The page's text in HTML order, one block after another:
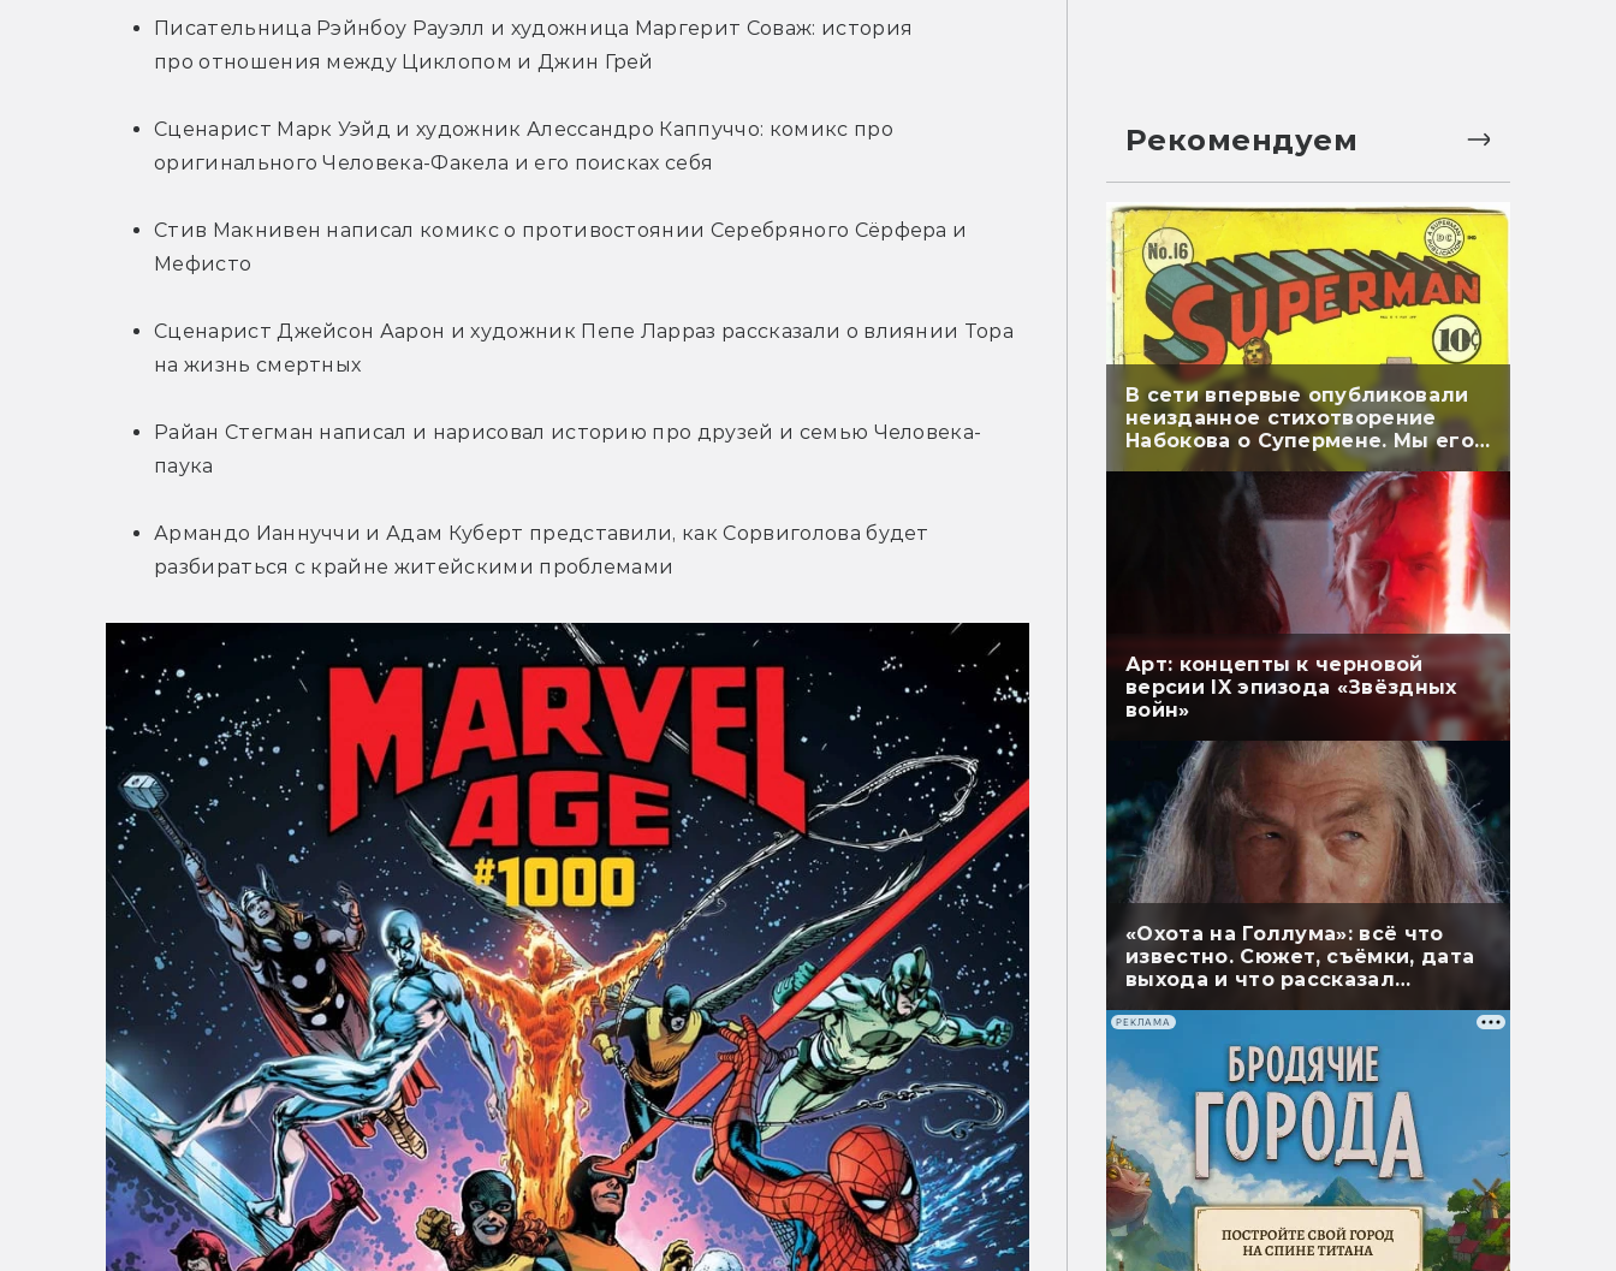
Писательница Рэйнбоу Рауэлл и художница Маргерит Соваж: история
про отношения между Циклопом и Джин Грей
Сценарист Марк Уэйд и художник Алессандро Каппуччо: комикс про
оригинального Человека-Факела и его поисках себя
Стив Макнивен написал комикс о противостоянии Серебряного Сёрфера и
Мефисто
Сценарист Джейсон Аарон и художник Пепе Ларраз рассказали о влиянии Тора
на жизнь смертных
Райан Стегман написал и нарисовал историю про друзей и семью Человека-
паука
Армандо Ианнуччи и Адам Куберт представили, как Сорвиголова будет
разбираться с крайне житейскими проблемами
Рекомендуем
В сети впервые опубликовали
неизданное стихотворение
Набокова о Супермене. Мы его
перевели
Арт: концепты к черновой
версии IX эпизода «Звёздных
войн»
«Охота на Голлума»: всё что
известно. Сюжет, съёмки, дата
выхода и что рассказал
РЕКЛАМА